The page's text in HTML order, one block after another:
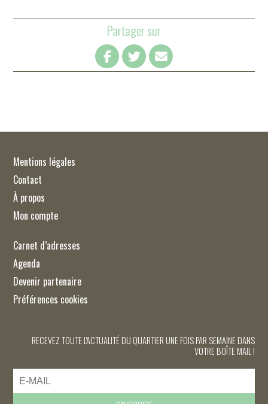
Partager sur
Mentions légales
Contact
À propos
Mon compte
Carnet d’adresses
Agenda
Devenir partenaire
Préférences cookies
RECEVEZ TOUTE L'ACTUALITÉ DU QUARTIER UNE FOIS PAR SEMAINE DANS
VOTRE BOÎTE MAIL !